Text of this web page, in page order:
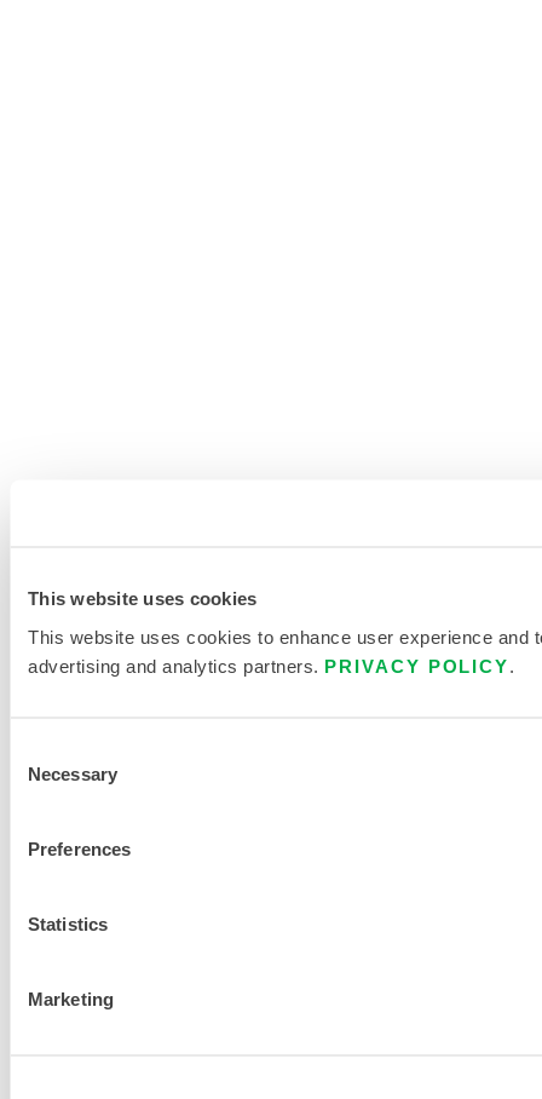
This website uses cookies
This website uses cookies to enhance user experience
advertising and analytics partners. PRIVACY POLICY
Selection
Necessary
Preferences
Statistics
Marketing